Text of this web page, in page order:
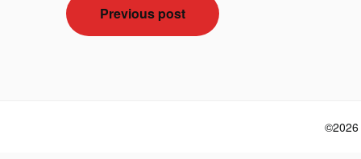
navigatie
Previous post
©2026